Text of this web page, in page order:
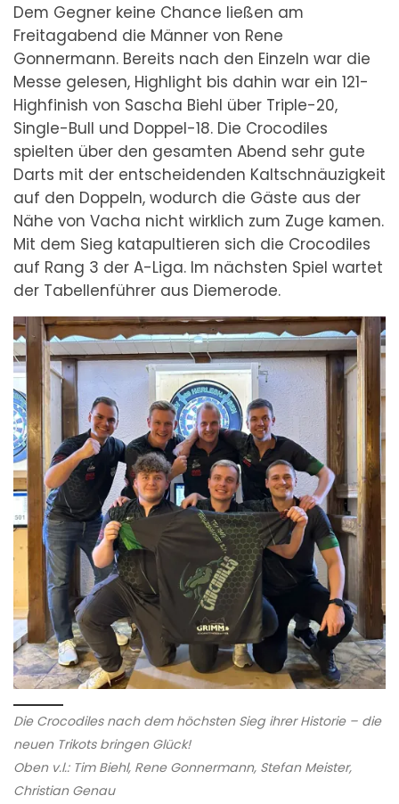
Dem Gegner keine Chance ließen am
Freitagabend die Männer von Rene
Gonnermann. Bereits nach den Einzeln war die
Messe gelesen, Highlight bis dahin war ein 121-
Highfinish von Sascha Biehl über Triple-20,
Single-Bull und Doppel-18. Die Crocodiles
spielten über den gesamten Abend sehr gute
Darts mit der entscheidenden Kaltschnäuzigkeit
auf den Doppeln, wodurch die Gäste aus der
Nähe von Vacha nicht wirklich zum Zuge kamen.
Mit dem Sieg katapultieren sich die Crocodiles
auf Rang 3 der A-Liga. Im nächsten Spiel wartet
der Tabellenführer aus Diemerode.
Die Crocodiles nach dem höchsten Sieg ihrer Historie – die
neuen Trikots bringen Glück!
Oben v.l.: Tim Biehl, Rene Gonnermann, Stefan Meister,
Christian Genau